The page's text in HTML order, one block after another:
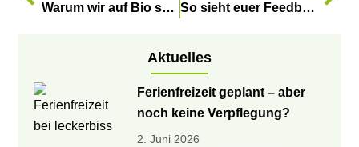
Warum wir auf Bio setzen? Ganz einfach: Weil’s besser für Kinder, Umwelt und Geschmack ist! 🍏 So sieht euer Feedback aus!✏️✨
Aktuelles
Ferienfreizeit geplant – aber
noch keine Verpflegung?
2. Juni 2026